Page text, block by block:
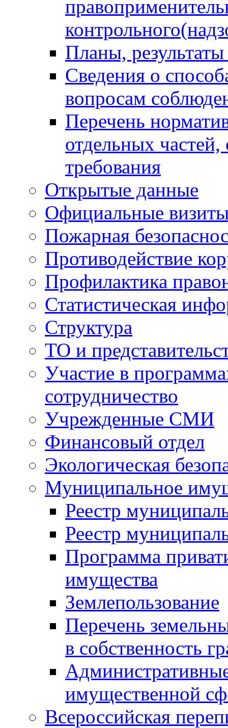
Планы,
Сведения о
вопросам
Перечень
отдельных
требования
Открытые данные
Официальные
Пожарная
Противодействие
Профилактика
Статистическая
Структура
ТО и
Участие в
сотрудничество
Учрежденные СМИ
Финансовый отдел
Экологическая
Муниципальное
Реестр
Реестр
Программа
имущества
Землепользование
Перечень
в собственность
имущественной
Всероссийская